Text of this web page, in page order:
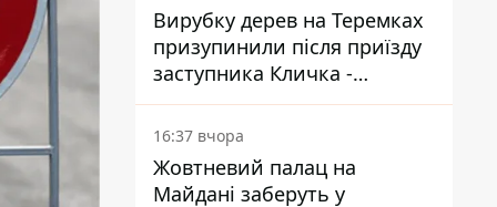
Вирубку дерев на Теремках
призупинили після приїзду
заступника Кличка -
почався діалог
16:37 вчора
Жовтневий палац на
Майдані заберуть у